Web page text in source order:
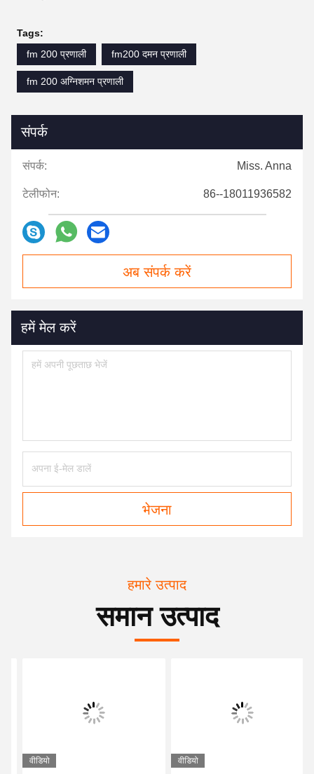
Tags:
fm 200 प्रणाली
fm200 दमन प्रणाली
fm 200 अग्निशमन प्रणाली
संपर्क
संपर्क: Miss. Anna
टेलीफोन: 86--18011936582
अब संपर्क करें
हमें मेल करें
भेजना
हमारे उत्पाद
समान उत्पाद
वीडियो वीडियो